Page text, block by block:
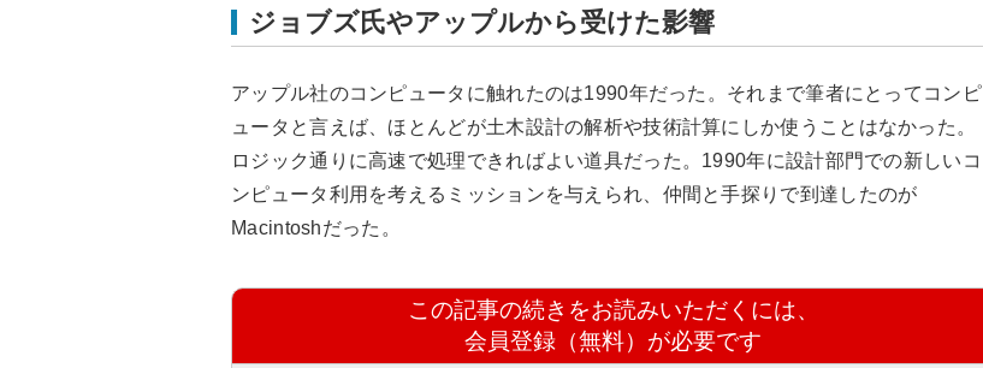
ジョブズ氏やアップルから受けた影響
アップル社のコンピュータに触れたのは1990年だった。それまで筆者にとってコンピ
ュータと言えば、ほとんどが土木設計の解析や技術計算にしか使うことはなかった。
ロジック通りに高速で処理できればよい道具だった。1990年に設計部門での新しいコ
ンピュータ利用を考えるミッションを与えられ、仲間と手探りで到達したのが
Macintoshだった。
この記事の続きをお読みいただくには、
会員登録（無料）が必要です